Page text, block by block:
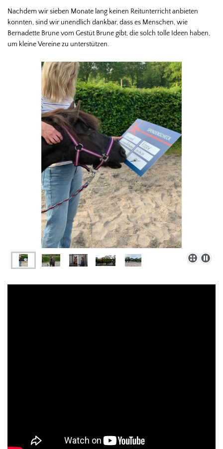
Nachdem wir sieben Monate lang keinen Reitunterricht anbieten
konnten, sind wir unendlich dankbar, dass es Menschen, wie
Bernadette Brune vom Gestüt Brune gibt, die solch tolle Ideen haben,
um kleine Vereine zu unterstützen.